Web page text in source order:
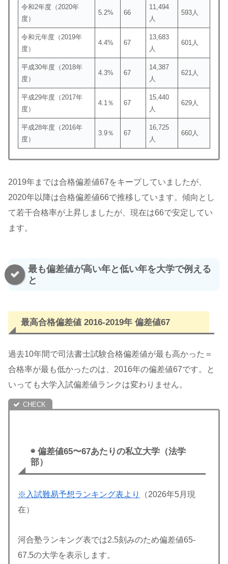
令和2年度（2020年
度）
5.2% 66
11,494
人
593人
令和元年度（2019年
度）
4.4% 67
13,683
人
601人
平成30年度（2018年
度）
4.3% 67
14,387
人
621人
平成29年度（2017年
度）
4.1％ 67
15,440
人
629人
平成28年度（2016年
度）
3.9％ 67
16,725
人
660人
2019年までは合格偏差値67をキープしていましたが、
2020年以降は合格偏差値66で推移しています。傾向とし
て若干合格率が上昇しましたが、現在は66で安定してい
ます。
最も偏差値が高い年と低い年を大学で例える
と
最高合格偏差値 2016-2019年 偏差値67
過去10年間で司法書士試験合格偏差値が最も高かった＝
合格率が最も低かったのは、2016年の偏差値67です。と
いっても大学入試偏差値ランクは変わりません。
◉ 偏差値65〜67あたりの私立大学（法学
部）
※入試難易予想ランキング表より
（2026年5月現
在）
河合塾ランキング表では2.5刻みのため偏差値65-
67.5の大学を表示します。